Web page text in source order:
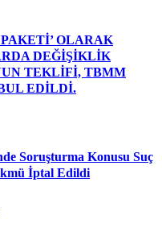
OLARAK
DEĞİŞİKLİK
TEKLİFİ, TBMM
EDİLDİ.
Soruşturma Konusu Suç
İptal Edildi